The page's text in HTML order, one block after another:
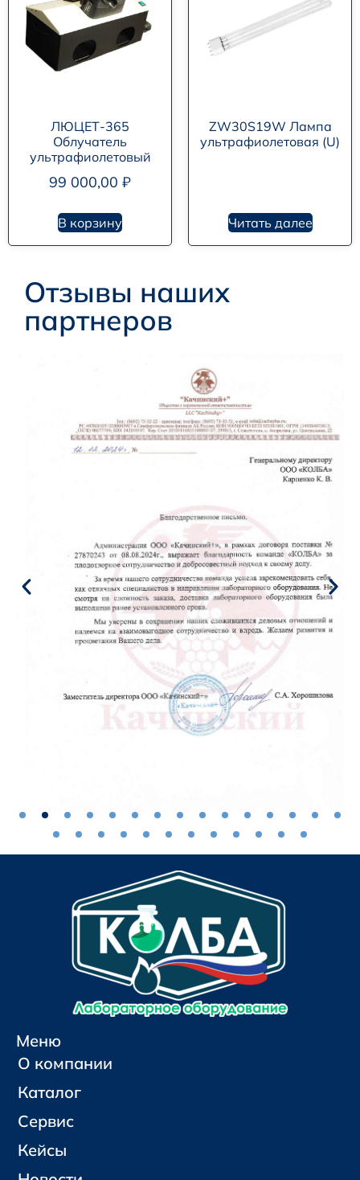
ЛЮЦЕТ-365
Облучатель
ультрафиолетовый
99 000,00 ₽
В корзину
ZW30S19W Лампа
ультрафиолетовая (U)
Читать далее
Отзывы наших
партнеров
Меню
О компании
Каталог
Сервис
Кейсы